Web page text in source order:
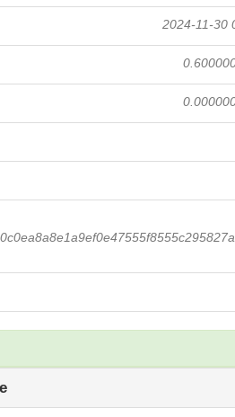
2024-11-30